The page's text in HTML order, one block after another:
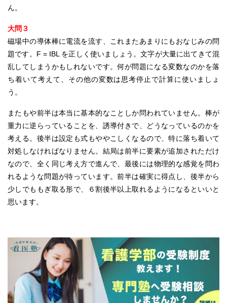
ん。
大問３
磁場中の導体棒に電流を流す、これまたあまりにもおなじみの問
題です。F = IBL を正しく使いましょう。文字が大量に出てきて混
乱してしまうかもしれないです。何が問題になる変数なのかを落
ち着いて考えて、その他の変数は思考停止で計算に使いましょ
う。
またもや前半は本当に基本的なことしか問われていません。棒が
重力に逆らっていることを、誘導付きで、どうなっているのかを
考える。後半は設定も式もややこしくなるので、特に落ち着いて
対処しなければなりません。結局は前半に要素が追加されただけ
なので、全く同じ考え方で進んで、最後には物理的な感覚を問わ
れるような問題が待っています。前半は確実に得点し、後半から
少しでももぎ取る形で、６割後半以上取れるようになるといいと
思います。